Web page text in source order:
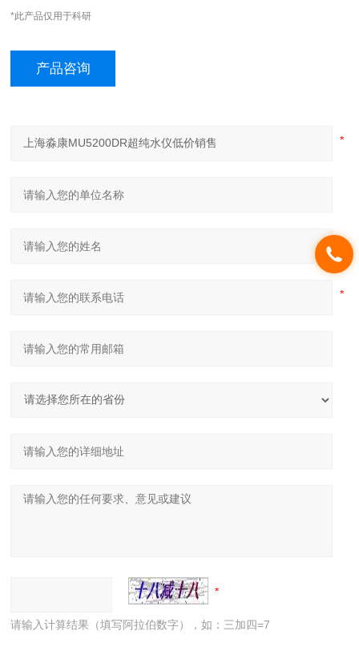
*此产品仅用于科研
产品咨询
请输入计算结果（填写阿拉伯数字），如：三加四=7